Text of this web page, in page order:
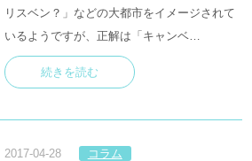
リスベン？」などの大都市をイメージされて
いるようですが、正解は「キャンベ…
続きを読む
2017-04-28 コラム